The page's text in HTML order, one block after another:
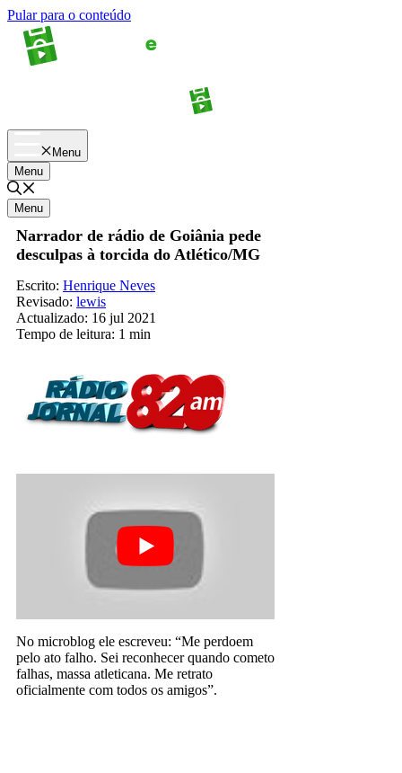
Pular para o conteúdo
Menu
Menu
Menu
Narrador de rádio de Goiânia pede
desculpas à torcida do Atlético/MG
Escrito: Henrique Neves
Revisado: lewis
Actualizado: 16 jul 2021
Tempo de leitura: 1 min
No microblog ele escreveu: “Me perdoem
pelo ato falho. Sei reconhecer quando cometo
falhas, massa atleticana. Me retrato
oficialmente com todos os amigos”.